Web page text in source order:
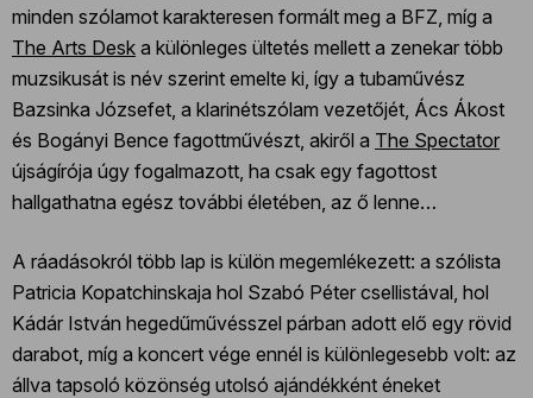
minden szólamot karakteresen formált meg a BFZ, míg a
The Arts Desk a különleges ültetés mellett a zenekar több
muzsikusát is név szerint emelte ki, így a tubaművész
Bazsinka Józsefet, a klarinétszólam vezetőjét, Ács Ákost
és Bogányi Bence fagottművészt, akiről a The Spectator
újságírója úgy fogalmazott, ha csak egy fagottost
hallgathatna egész további életében, az ő lenne…
A ráadásokról több lap is külön megemlékezett: a szólista
Patricia Kopatchinskaja hol Szabó Péter csellistával, hol
Kádár István hegedűművésszel párban adott elő egy rövid
darabot, míg a koncert vége ennél is különlegesebb volt: az
állva tapsoló közönség utolsó ajándékként éneket